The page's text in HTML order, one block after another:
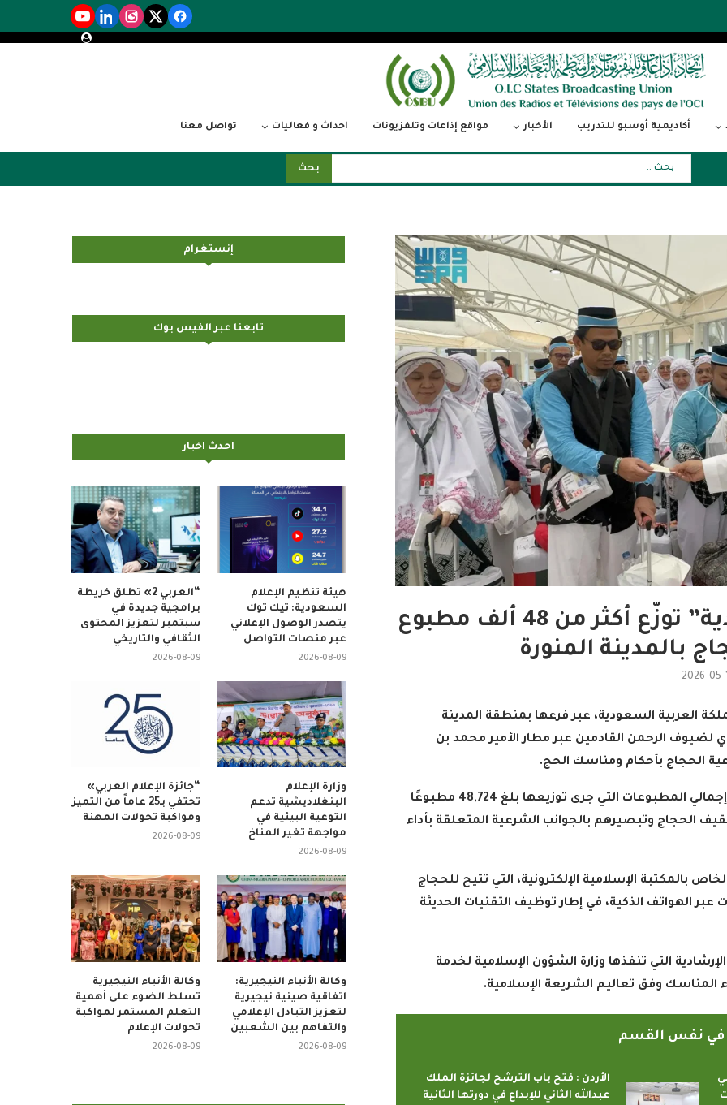
أكاديمية أوسبو للتدريب الأخبار مواقع إذاعات وتلفزيونات احداث و فعاليات تواصل معنا
بحث
“الشؤون الإسلامية السعودية” توزّع أكثر من 48 ألف مطبوع
بالمدينة المنورة
2026-05-
العربية السعودية، عبر فرعها بمنطقة المدينة
إرشادي وتوعوي لضيوف الرحمن القادمين عبر مطار الأمير محمد بن
الحجاج بأحكام ومناسك الحج.
وأوضح التقرير الذي نشرته وكالة الأنباء السعودية أن إجمالي المطبوعات التي جرى توزيعها بلغ 48,724 مطبوعًا
الحجاج وتبصيرهم بالجوانب الشرعية المتعلقة بأداء
بالمكتبة الإسلامية الإلكترونية، التي تتيح للحجاج
الهواتف الذكية، في إطار توظيف التقنيات الحديثة
التي تنفذها وزارة الشؤون الإسلامية لخدمة
المناسك وفق تعاليم الشريعة الإسلامية.
في نفس القسم
الأردن : فتح باب الترشح لجائزة الملك
عبدالله الثاني للإبداع في دورتها الثانية
إنستغرام
تابعنا عبر الفيس بوك
احدث اخبار
“العربي 2» تطلق خريطة
برامجية جديدة في
سبتمبر لتعزيز المحتوى
الثقافي والتاريخي
2026-08-09
هيئة تنظيم الإعلام
السعودية: تيك توك
يتصدر الوصول الإعلاني
عبر منصات التواصل
2026-08-09
“جائزة الإعلام العربي»
تحتفي بـ25 عاماً من التميز
ومواكبة تحولات المهنة
2026-08-09
وزارة الإعلام
البنغلاديشية تدعم
التوعية البيئية في
مواجهة تغير المناخ
2026-08-09
وكالة الأنباء النيجيرية
تسلط الضوء على أهمية
التعلم المستمر لمواكبة
تحولات الإعلام
2026-08-09
وكالة الأنباء النيجيرية:
اتفاقية صينية نيجيرية
لتعزيز التبادل الإعلامي
والتفاهم بين الشعبين
2026-08-09